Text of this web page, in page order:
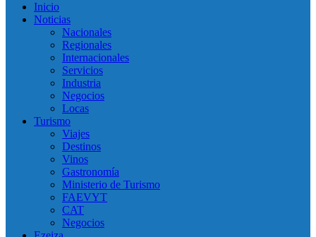
Inicio
Noticias
Nacionales
Regionales
Internacionales
Servicios
Industria
Negocios
Locas
Turismo
Viajes
Destinos
Vinos
Gastronomía
Ministerio de Turismo
FAEVYT
CAT
Negocios